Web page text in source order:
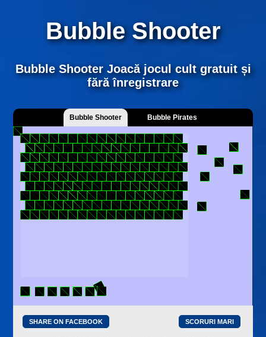
Bubble Shooter
Bubble Shooter Joacă jocul cult gratuit și
fără înregistrare
Bubble Shooter Bubble Pirates
Number Lines NEW Puzzle Bobble
SHARE ON FACEBOOK SCORURI MARI